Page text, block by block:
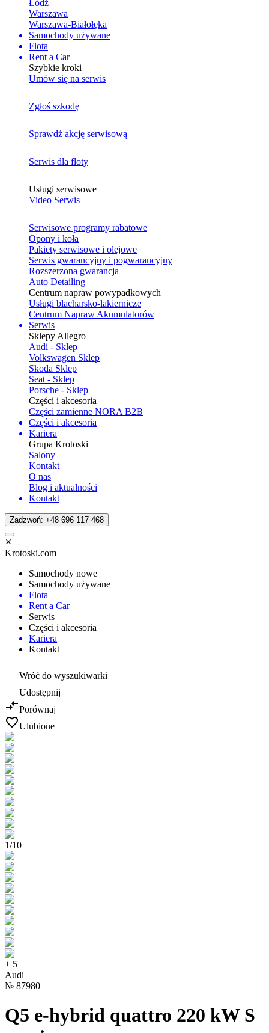
Łódź
Warszawa
Warszawa-Białołęka
Samochody używane
Flota
Rent a Car
Szybkie kroki
Umów się na serwis
Zgłoś szkodę
Sprawdź akcję serwisową
Serwis dla floty
Usługi serwisowe
Video Serwis
Serwisowe programy rabatowe
Opony i koła
Pakiety serwisowe i olejowe
Serwis gwarancyjny i pogwarancyjny
Rozszerzona gwarancja
Auto Detailing
Centrum napraw powypadkowych
Usługi blacharsko-lakiernicze
Centrum Napraw Akumulatorów
Serwis
Sklepy Allegro
Audi - Sklep
Volkswagen Sklep
Skoda Sklep
Seat - Sklep
Porsche - Sklep
Części i akcesoria
Części zamienne NORA B2B
Części i akcesoria
Kariera
Grupa Krotoski
Salony
Kontakt
O nas
Blog i aktualności
Kontakt
Zadzwoń: +48 696 117 468
Krotoski.com
Samochody nowe
Samochody używane
Flota
Rent a Car
Serwis
Części i akcesoria
Kariera
Kontakt
Wróć do wyszukiwarki
Udostępnij
Porównaj
Ulubione
1/10
+ 5
Audi
№ 87980
Q5 e-hybrid quattro 220 kW S